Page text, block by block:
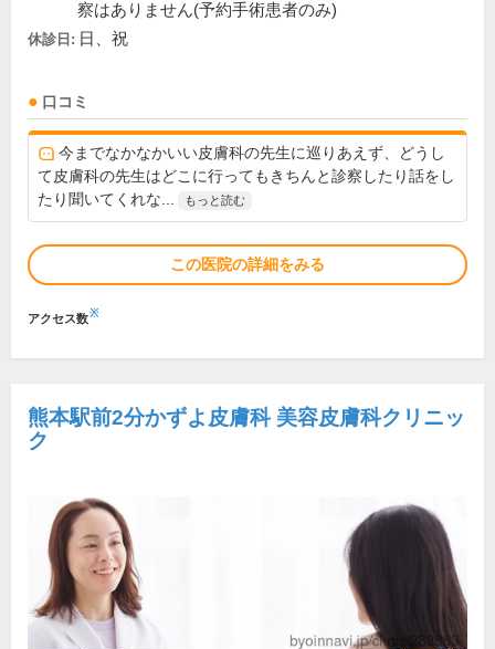
察はありません(予約手術患者のみ)
休診日: 日、祝
口コミ
今までなかなかいい皮膚科の先生に巡りあえず、どうし
て皮膚科の先生はどこに行ってもきちんと診察したり話をし
たり聞いてくれな...
もっと読む
この医院の詳細をみる
アクセス数※
熊本駅前2分かずよ皮膚科 美容皮膚科クリニッ
ク